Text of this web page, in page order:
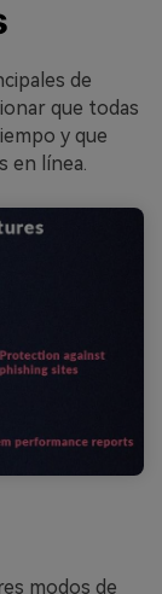
de
que todas
y que
en línea.
modos de